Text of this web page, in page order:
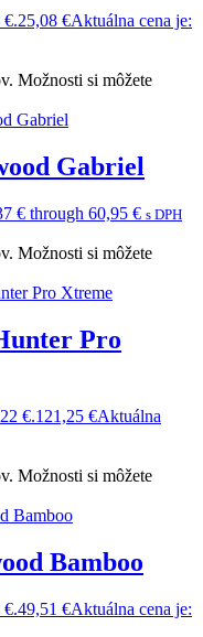
€.25,08 €Aktuálna cena je:
Možnosti si môžete
Gabriel
€ through 60,95 € s DPH
Možnosti si môžete
Pro
€.121,25 €Aktuálna
Možnosti si môžete
Bamboo
€.49,51 €Aktuálna cena je: